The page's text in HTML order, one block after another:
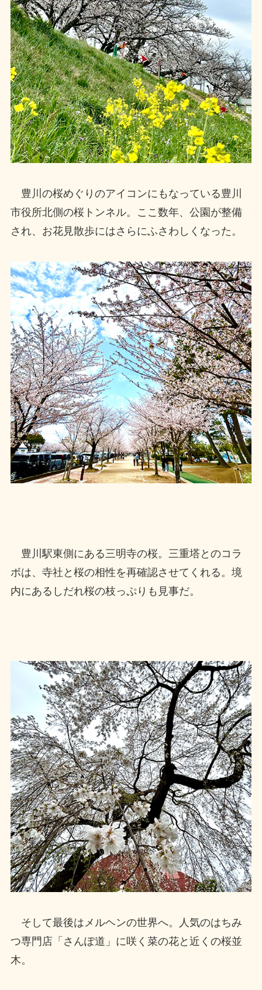
豊川の桜めぐりのアイコンにもなっている豊川
市役所北側の桜トンネル。ここ数年、公園が整備
され、お花見散歩にはさらにふさわしくなった。
豊川駅東側にある三明寺の桜。三重塔とのコラ
ボは、寺社と桜の相性を再確認させてくれる。境
内にあるしだれ桜の枝っぷりも見事だ。
そして最後はメルヘンの世界へ。人気のはちみ
つ専門店「さんぽ道」に咲く菜の花と近くの桜並
木。